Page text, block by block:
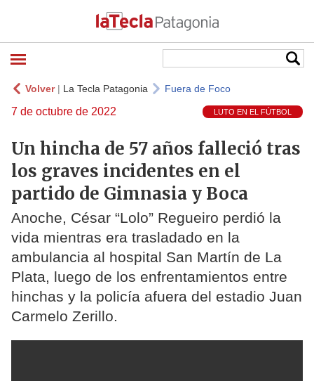
Volver| La Tecla Patagonia Fuera de Foco
7 de octubre de 2022 LUTO EN EL FÚTBOL
Un hincha de 57 años falleció tras
los graves incidentes en el
partido de Gimnasia y Boca
Anoche, César “Lolo” Regueiro perdió la
vida mientras era trasladado en la
ambulancia al hospital San Martín de La
Plata, luego de los enfrentamientos entre
hinchas y la policía afuera del estadio Juan
Carmelo Zerillo.